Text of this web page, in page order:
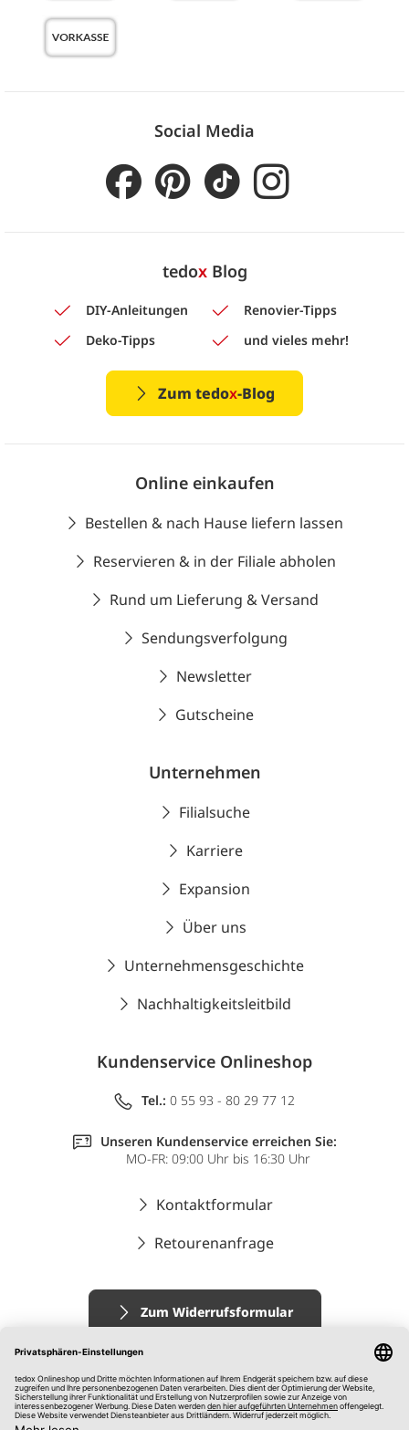
Social Media
tedoxBlog
DIY-Anleitungen
Renovier-Tipps
Deko-Tipps
und vieles mehr!
Zum tedox-Blog
Online einkaufen
Bestellen & nach Hause liefern lassen
Reservieren & in der Filiale abholen
Rund um Lieferung & Versand
Sendungsverfolgung
Newsletter
Gutscheine
Unternehmen
Filialsuche
Karriere
Expansion
Über uns
Unternehmensgeschichte
Nachhaltigkeitsleitbild
Kundenservice Onlineshop
Tel.: 0 55 93 - 80 29 77 12
Unseren Kundenservice erreichen Sie:
MO-FR: 09:00 Uhr bis 16:30 Uhr
Kontaktformular
Retourenanfrage
Zum Widerrufsformular
Impressum
AGB